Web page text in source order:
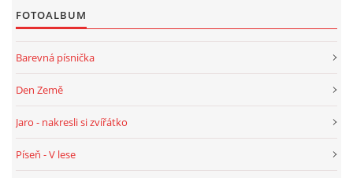
TÝDENNÍ PLÁNY
SMYSLOVÁ AKTIVITA
JÓGOVÉ CVIČENÍ, TYPY, RADY, RECENZE
FOTOALBUM
Barevná písnička
Den Země
Jaro - nakresli si zvířátko
Píseň - V lese